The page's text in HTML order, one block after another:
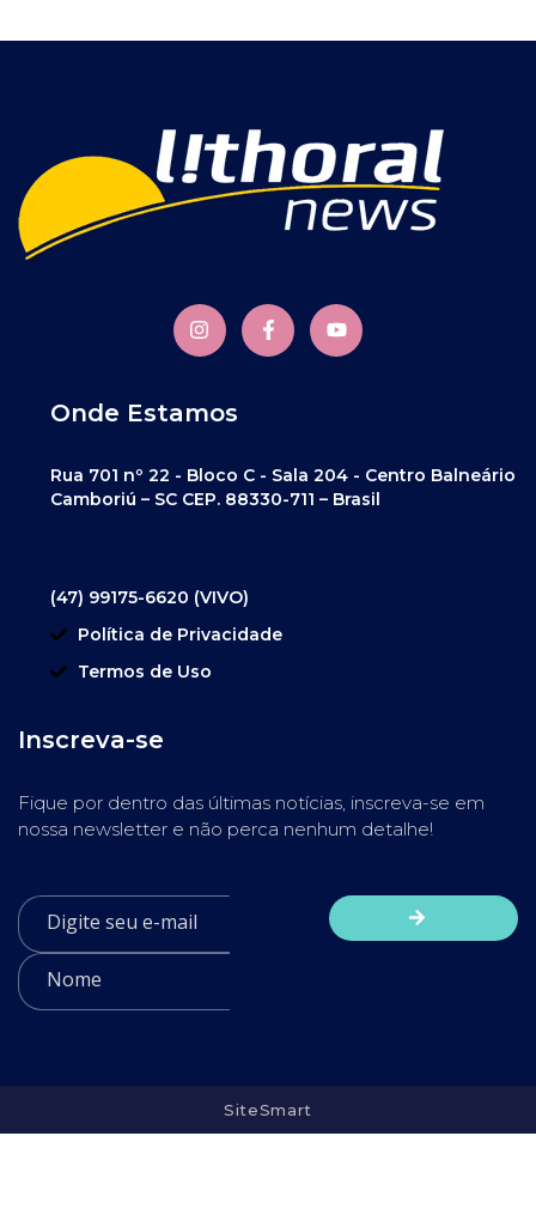
Onde Estamos
Rua 701 nº 22 - Bloco C - Sala 204 - Centro Balneário
Camboriú – SC CEP. 88330-711 – Brasil
(47) 99175-6620 (VIVO)
Política de Privacidade
Termos de Uso
Inscreva-se
Fique por dentro das últimas notícias, inscreva-se em
nossa newsletter e não perca nenhum detalhe!
SiteSmart